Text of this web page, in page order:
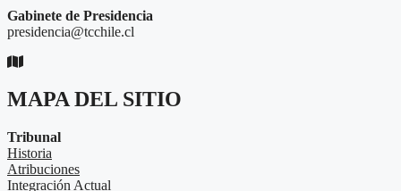
Gabinete de Presidencia
presidencia@tcchile.cl
MAPA DEL SITIO
Tribunal
Historia
Atribuciones
Integración Actual